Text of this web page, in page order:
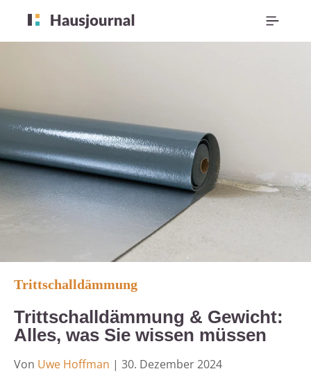
Trittschalldämmung
Trittschalldämmung & Gewicht:
Alles, was Sie wissen müssen
Von Uwe Hoffman | 30. Dezember 2024